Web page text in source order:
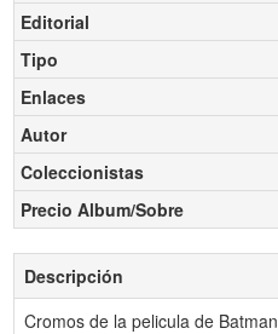
Editorial
Tipo
Enlaces
Autor
Coleccionistas
Precio Album/Sobre
Descripción
Cromos de la pelicula de Batman